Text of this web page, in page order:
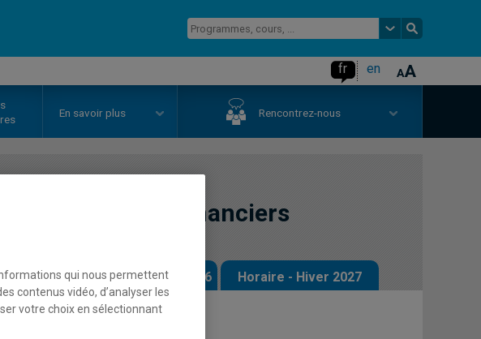
fr en
En savoir plus Rencontrez-nous
des risques financiers
Horaire - Automne 2026 Horaire - Hiver 2027
qui nous permettent
contenus vidéo, d’analyser les
votre choix en sélectionnant